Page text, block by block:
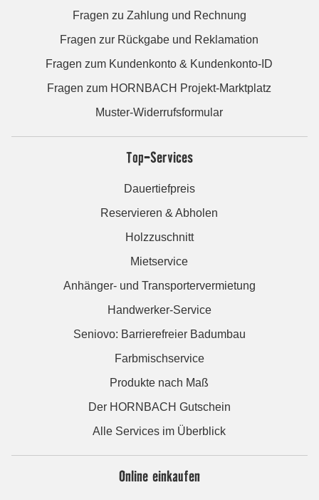
Fragen zu Zahlung und Rechnung
Fragen zur Rückgabe und Reklamation
Fragen zum Kundenkonto & Kundenkonto-ID
Fragen zum HORNBACH Projekt-Marktplatz
Muster-Widerrufsformular
Top-Services
Dauertiefpreis
Reservieren & Abholen
Holzzuschnitt
Mietservice
Anhänger- und Transportervermietung
Handwerker-Service
Seniovo: Barrierefreier Badumbau
Farbmischservice
Produkte nach Maß
Der HORNBACH Gutschein
Alle Services im Überblick
Online einkaufen